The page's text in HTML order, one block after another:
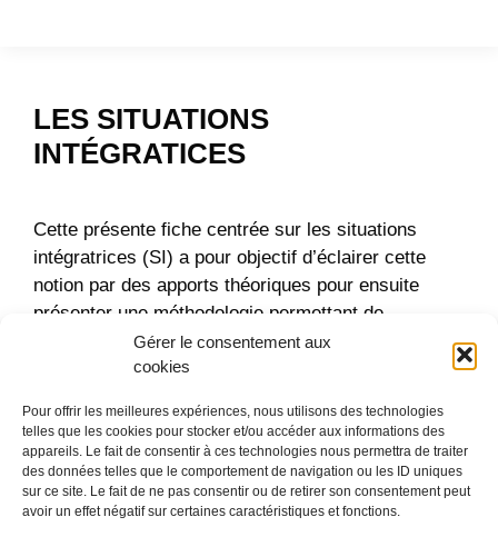
Gérer le consentement aux
cookies
Pour offrir les meilleures expériences, nous utilisons des technologies
telles que les cookies pour stocker et/ou accéder aux informations des
appareils. Le fait de consentir à ces technologies nous permettra de traiter
des données telles que le comportement de navigation ou les ID uniques
sur ce site. Le fait de ne pas consentir ou de retirer son consentement peut
avoir un effet négatif sur certaines caractéristiques et fonctions.
LES SITUATIONS
INTÉGRATICES
Cette présente fiche centrée sur les situations
intégratrices (SI) a pour objectif d’éclairer cette
notion par des apports théoriques pour ensuite
présenter une méthodologie permettant de
concevoir des SI et enfin d’évaluer – en termes
d’efficacité et de qualité – les SI en s’inspirant de la
(2020).
Télécharger la fiche méthodologique.